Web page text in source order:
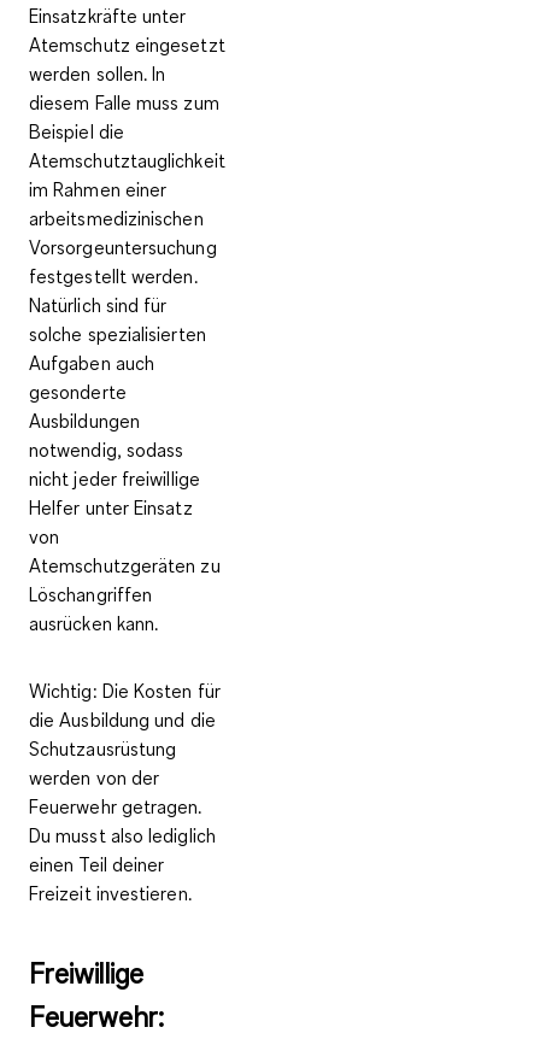
Einsatzkräfte unter
Atemschutz eingesetzt
werden sollen. In
diesem Falle muss zum
Beispiel die
Atemschutztauglichkeit
im Rahmen einer
arbeitsmedizinischen
Vorsorgeuntersuchung
festgestellt werden.
Natürlich sind für
solche spezialisierten
Aufgaben auch
gesonderte
Ausbildungen
notwendig, sodass
nicht jeder freiwillige
Helfer unter Einsatz
von
Atemschutzgeräten zu
Löschangriffen
ausrücken kann.
Wichtig: Die Kosten für
die Ausbildung und die
Schutzausrüstung
werden von der
Feuerwehr getragen.
Du musst also lediglich
einen Teil deiner
Freizeit investieren.
Freiwillige
Feuerwehr: